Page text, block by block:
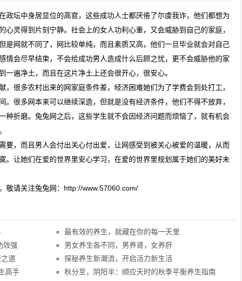
政坛中身居显位的高官，这些成功人士都厌倦了尔虞我诈，他们都想为
心灵得到片刻宁静。社会上的女人功利心重，又会威胁到自己的家庭，
是网就不同了，网比较单纯，而且素质又高，他们一旦毕业就会对自己
情会尽早结束，不会给成功男人造成什么后顾之忧，更不会威胁他的家
一遍净土，而且在这片净土上还会很开心，很安心。
，很多农村出来的网家庭条件差，经济困难她们为了学费会到处打工，
。很多网本来可以继续深造，但就是没有经济条件，他们不得不放弃，
种折磨。兔兔网之后，这些学生就不会因经济问题而烦恼了，就有机会
要，而且男人会付出关心付出爱，让网感受到被关心被爱的温暖，从而
。让她们在爱的世界里安心学习，在爱的世界里规划属于她们的美好未
敬请关注兔兔网：http://www.57060.com/
最有效的养生，就藏在你的每一天里
效强
男女养生各不同，男养肾，女养肝
道
探秘养生新潮流，开启活力新生活
高手
秋分至，阴阳半：顺应天时的秋季平衡养生指南